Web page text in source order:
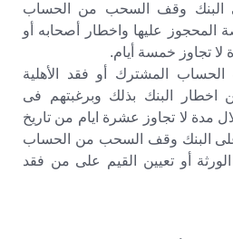
البنك وقف السحب من الحساب
المحجوز عليها واخطار أصحابه أو
لا تجاوز خمسة أيام.
المشترك أو فقد الأهلية
اخطار البنك بذلك وبرغبتهم فى
مدة لا تجاوز عشرة ايام من تاريخ
وعلى البنك وقف السحب من الحساب
أو تعيين القيم على من فقد